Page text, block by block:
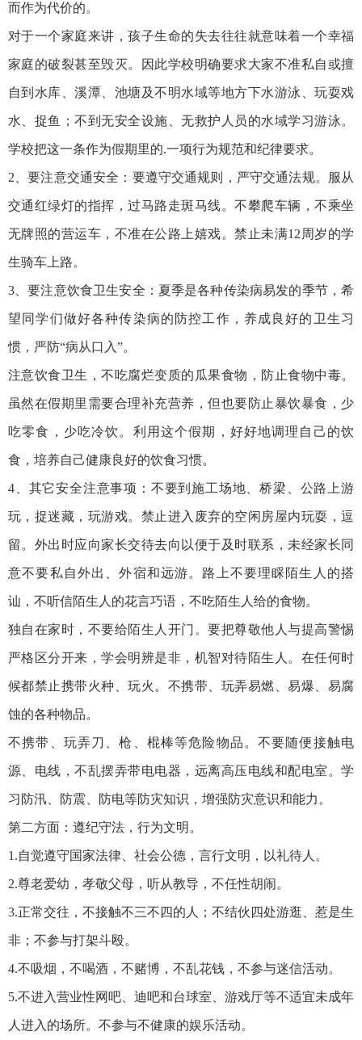
而作为代价的。
对于一个家庭来讲，孩子生命的失去往往就意味着一个幸福
家庭的破裂甚至毁灭。因此学校明确要求大家不准私自或擅
自到水库、溪潭、池塘及不明水域等地方下水游泳、玩耍戏
水、捉鱼；不到无安全设施、无救护人员的水域学习游泳。
学校把这一条作为假期里的.一项行为规范和纪律要求。
2、要注意交通安全：要遵守交通规则，严守交通法规。服从
交通红绿灯的指挥，过马路走斑马线。不攀爬车辆，不乘坐
无牌照的营运车，不准在公路上嬉戏。禁止未满12周岁的学
生骑车上路。
3、要注意饮食卫生安全：夏季是各种传染病易发的季节，希
望同学们做好各种传染病的防控工作，养成良好的卫生习
惯，严防“病从口入”。
注意饮食卫生，不吃腐烂变质的瓜果食物，防止食物中毒。
虽然在假期里需要合理补充营养，但也要防止暴饮暴食，少
吃零食，少吃冷饮。利用这个假期，好好地调理自己的饮
食，培养自己健康良好的饮食习惯。
4、其它安全注意事项：不要到施工场地、桥梁、公路上游
玩，捉迷藏，玩游戏。禁止进入废弃的空闲房屋内玩耍，逗
留。外出时应向家长交待去向以便于及时联系，未经家长同
意不要私自外出、外宿和远游。路上不要理睬陌生人的搭
讪，不听信陌生人的花言巧语，不吃陌生人给的食物。
独自在家时，不要给陌生人开门。要把尊敬他人与提高警惕
严格区分开来，学会明辨是非，机智对待陌生人。在任何时
候都禁止携带火种、玩火。不携带、玩弄易燃、易爆、易腐
蚀的各种物品。
不携带、玩弄刀、枪、棍棒等危险物品。不要随便接触电
源、电线，不乱摆弄带电电器，远离高压电线和配电室。学
习防汛、防震、防电等防灾知识，增强防灾意识和能力。
第二方面：遵纪守法，行为文明。
1.自觉遵守国家法律、社会公德，言行文明，以礼待人。
2.尊老爱幼，孝敬父母，听从教导，不任性胡闹。
3.正常交往，不接触不三不四的人；不结伙四处游逛、惹是生
非；不参与打架斗殴。
4.不吸烟，不喝酒，不赌博，不乱花钱，不参与迷信活动。
5.不进入营业性网吧、迪吧和台球室、游戏厅等不适宜未成年
人进入的场所。不参与不健康的娱乐活动。